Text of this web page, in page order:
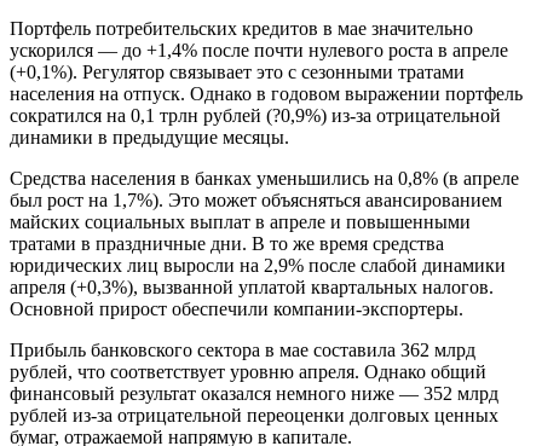
Портфель потребительских кредитов в мае значительно
ускорился — до +1,4% после почти нулевого роста в апреле
(+0,1%). Регулятор связывает это с сезонными тратами
населения на отпуск. Однако в годовом выражении портфель
сократился на 0,1 трлн рублей (?0,9%) из-за отрицательной
динамики в предыдущие месяцы.
Средства населения в банках уменьшились на 0,8% (в апреле
был рост на 1,7%). Это может объясняться авансированием
майских социальных выплат в апреле и повышенными
тратами в праздничные дни. В то же время средства
юридических лиц выросли на 2,9% после слабой динамики
апреля (+0,3%), вызванной уплатой квартальных налогов.
Основной прирост обеспечили компании-экспортеры.
Прибыль банковского сектора в мае составила 362 млрд
рублей, что соответствует уровню апреля. Однако общий
финансовый результат оказался немного ниже — 352 млрд
рублей из-за отрицательной переоценки долговых ценных
бумаг, отражаемой напрямую в капитале.